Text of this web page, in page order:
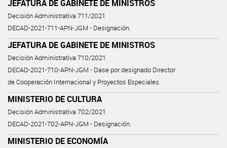
JEFATURA DE GABINETE DE MINISTROS
Decisión Administrativa 711/2021
DECAD-2021-711-APN-JGM - Designación.
JEFATURA DE GABINETE DE MINISTROS
Decisión Administrativa 710/2021
DECAD-2021-710-APN-JGM - Dase por designado Director
de Cooperación Internacional y Proyectos Especiales.
MINISTERIO DE CULTURA
Decisión Administrativa 702/2021
DECAD-2021-702-APN-JGM - Designación.
MINISTERIO DE ECONOMÍA